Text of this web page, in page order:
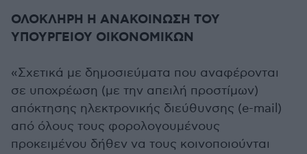
ΟΛΟΚΛΗΡΗ Η ΑΝΑΚΟΙΝΩΣΗ ΤΟΥ
ΥΠΟΥΡΓΕΙΟΥ ΟΙΚΟΝΟΜΙΚΩΝ
«Σχετικά με δημοσιεύματα που αναφέρονται
σε υποχρέωση (με την απειλή προστίμων)
απόκτησης ηλεκτρονικής διεύθυνσης (e-mail)
από όλους τους φορολογουμένους
προκειμένου δήθεν να τους κοινοποιούνται